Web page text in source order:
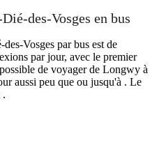
des-Vosges en bus
Vosges par bus est de
par jour, avec le premier
de voyager de Longwy à
aussi peu que ou jusqu'à . Le
.